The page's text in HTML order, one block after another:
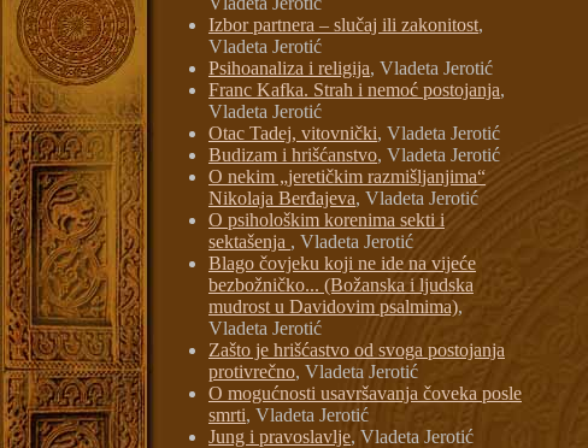
Izbor partnera – slučaj ili zakonitost,
Vladeta Jerotić
Psihoanaliza i religija, Vladeta Jerotić
Franc Kafka. Strah i nemoć postojanja,
Vladeta Jerotić
Otac Tadej, vitovnički, Vladeta Jerotić
Budizam i hrišćanstvo, Vladeta Jerotić
O nekim „jeretičkim razmišljanjima“
Nikolaja Berđajeva, Vladeta Jerotić
O psihološkim korenima sekti i
sektašenja , Vladeta Jerotić
Blago čovjeku koji ne ide na vijeće
bezbožničko... (Božanska i ljudska
mudrost u Davidovim psalmima),
Vladeta Jerotić
Zašto je hrišćastvo od svoga postojanja
protivrečno, Vladeta Jerotić
O mogućnosti usavršavanja čoveka posle
smrti, Vladeta Jerotić
Jung i pravoslavlje, Vladeta Jerotić